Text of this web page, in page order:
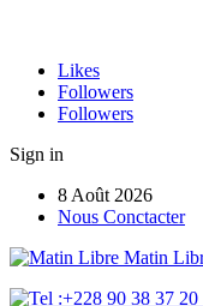
Likes
Followers
Followers
Sign in
8 Août 2026
Nous Conctacter
Matin